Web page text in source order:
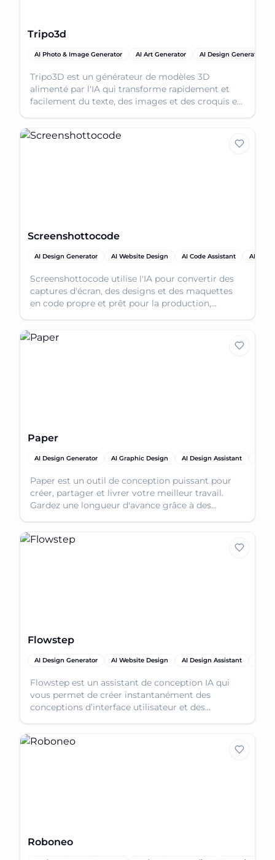
Tripo3d
AI Photo & Image Generator AI Art Generator AI Design Generator
Tripo3D est un générateur de modèles 3D
alimenté par l'IA qui transforme rapidement et
facilement du texte, des images et des croquis en
Screenshottocode
AI Design Generator AI Website Design AI Code Assistant AI App
Screenshottocode utilise l'IA pour convertir des
captures d'écran, des designs et des maquettes
en code propre et prêt pour la production,
Paper
AI Design Generator AI Graphic Design AI Design Assistant
Paper est un outil de conception puissant pour
créer, partager et livrer votre meilleur travail.
Gardez une longueur d'avance grâce à des
Flowstep
AI Design Generator AI Website Design AI Design Assistant
Flowstep est un assistant de conception IA qui
vous permet de créer instantanément des
conceptions d’interface utilisateur et des
Roboneo